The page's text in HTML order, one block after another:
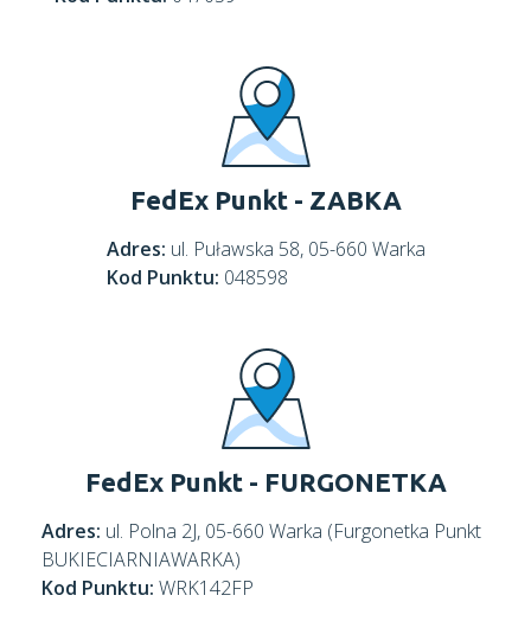
FedEx Punkt - ZABKA
Adres: ul. Puławska 58, 05-660 Warka
Kod Punktu: 048598
FedEx Punkt - FURGONETKA
Adres: ul. Polna 2J, 05-660 Warka (Furgonetka Punkt
BUKIECIARNIAWARKA)
Kod Punktu: WRK142FP